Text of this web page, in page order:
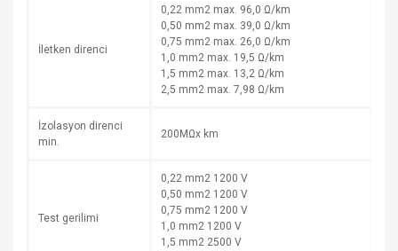
İletken direnci
0,22 mm2 max. 96,0 Ω/km
0,50 mm2 max. 39,0 Ω/km
0,75 mm2 max. 26,0 Ω/km
1,0 mm2 max. 19,5 Ω/km
1,5 mm2 max. 13,2 Ω/km
2,5 mm2 max. 7,98 Ω/km
İzolasyon direnci
min.
200MΩx km
Test gerilimi
0,22 mm2 1200 V
0,50 mm2 1200 V
0,75 mm2 1200 V
1,0 mm2 1200 V
1,5 mm2 2500 V